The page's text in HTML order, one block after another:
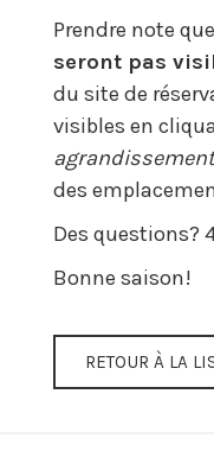
Prendre note
seront pas
du site de
visibles en
des
Des questions?
Bonne saison!
RETOUR À LA